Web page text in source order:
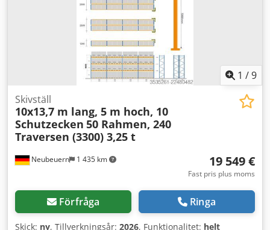
1 /9
Neubeuern 1 435 km
Skivställ
10x13,7 m lang, 5 m hoch, 10
Schutzecken 50 Rahmen, 240
Traversen (3300) 3,25 t
19 549 €
Fast pris plus moms
Förfråga Ringa
Skick: ny, Tillverkningsår: 2026, Funktionalitet: helt